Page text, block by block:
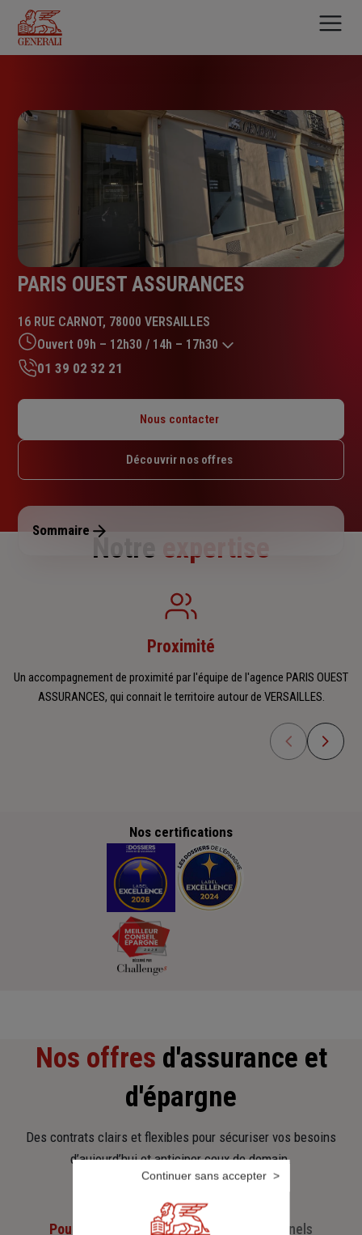
contenu
principal
PARIS OUEST ASSURANCES
16 RUE CARNOT, 78000 VERSAILLES
Ouvert 09h – 12h30 / 14h – 17h30
Mardi : 09h – 12h30 / 14h – 17h30
Jeudi : 09h – 12h30 / 14h – 17h30
Dimanche : Fermé
01 39 02 32 21
Nous contacter
Découvrir nos offres
Sommaire
Notre expertise
Proximité
Un accompagnement de proximité par l'équipe de l'agence PARIS OUEST
ASSURANCES, qui connait le territoire autour de VERSAILLES.
Nos certifications
Nos offres d'assurance et
d'épargne
Des contrats clairs et flexibles pour sécuriser vos besoins
d’aujourd’hui et anticiper ceux de demain.
Pour les particuliersPour les professionnels
Continuer sans accepter